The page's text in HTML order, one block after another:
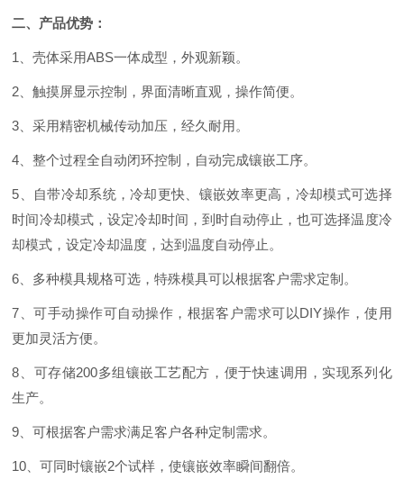
二、产品优势：
1、壳体采用ABS一体成型，外观新颖。
2、触摸屏显示控制，界面清晰直观，操作简便。
3、采用精密机械传动加压，经久耐用。
4、整个过程全自动闭环控制，自动完成镶嵌工序。
5、自带冷却系统，冷却更快、镶嵌效率更高，冷却模式可选择
时间冷却模式，设定冷却时间，到时自动停止，也可选择温度冷
却模式，设定冷却温度，达到温度自动停止。
6、多种模具规格可选，特殊模具可以根据客户需求定制。
7、可手动操作可自动操作，根据客户需求可以DIY操作，使用
更加灵活方便。
8、可存储200多组镶嵌工艺配方，便于快速调用，实现系列化
生产。
9、可根据客户需求满足客户各种定制需求。
10、可同时镶嵌2个试样，使镶嵌效率瞬间翻倍。